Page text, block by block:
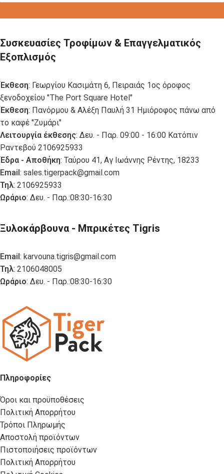
Συσκευασίες Τροφίμων & Επαγγελματικός
Εξοπλισμός
Έκθεση: Γεωργίου Κασιμάτη 6, Πειραιάς 1ος όροφος
ξενοδοχείου "The Port Square Hotel"
Έκθεση: Πανόρμου & Αλέξη Παυλή 31 Ημιόροφος πάνω από
το καφέ "Ζυμάρι"
Λειτουργία έκθεσης: Δευ. - Παρ. 09:00 - 16:00 Κατόπιν
Ραντεβού 2106925933
Έδρα - Αποθήκη: Ταύρου 41, Αγ Ιωάννης Ρέντης, 18233
Email : sales.tigerpack@gmail.com
Τηλ: 2106925933
Ωράριο: Δευ. - Παρ.:08:30-16:30
Ξυλοκάρβουνα - Μπρικέτες Tigris
Email : karvouna.tigris@gmail.com
Τηλ: 2106048005
Ωράριο: Δευ. - Παρ.:08:30-16:30
Πληροφορίες
Όροι και προϋποθέσεις
Πολιτική Απορρήτου
Τρόποι Πληρωμής
Αποστολή προϊόντων
Πιστοποιήσεις προϊόντων
Πολιτική Απορρήτου